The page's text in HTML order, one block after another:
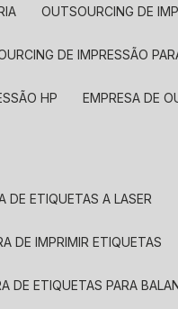
OUTSOURCING DE
DE IMPRESSÃO
HP EMPRESA DE
DE ETIQUETAS A LASER
DE IMPRIMIR ETIQUETAS
DE ETIQUETAS PARA